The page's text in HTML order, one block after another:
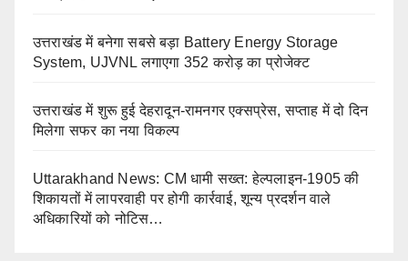
उत्तराखंड में बनेगा सबसे बड़ा Battery Energy Storage
System, UJVNL लगाएगा 352 करोड़ का प्रोजेक्ट
उत्तराखंड में शुरू हुई देहरादून-रामनगर एक्सप्रेस, सप्ताह में दो दिन
मिलेगा सफर का नया विकल्प
Uttarakhand News: CM धामी सख्त: हेल्पलाइन-1905 की
शिकायतों में लापरवाही पर होगी कार्रवाई, शून्य प्रदर्शन वाले
अधिकारियों को नोटिस…